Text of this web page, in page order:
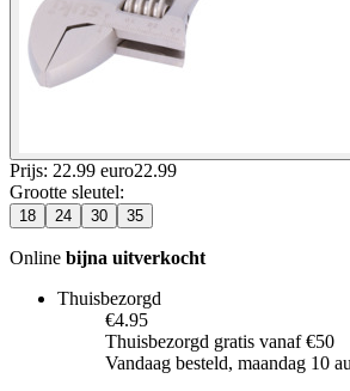
Prijs: 22.99 euro22.99
Grootte sleutel:
18 24 30 35
Online bijna uitverkocht
Thuisbezorgd
€4.95
Thuisbezorgd gratis vanaf €50
Vandaag besteld, maandag 10